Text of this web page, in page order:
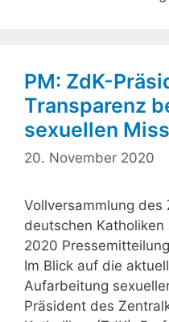
PM: ZdK-
Transparenz
sexuellen
20. November 2020
Vollversammlung
deutschen
2020
Im Blick auf die
Aufarbeitung
Präsident des